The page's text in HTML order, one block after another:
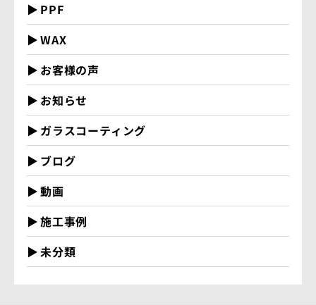
PPF
WAX
お客様の声
お知らせ
ガラスコーティング
ブログ
動画
施工事例
未分類